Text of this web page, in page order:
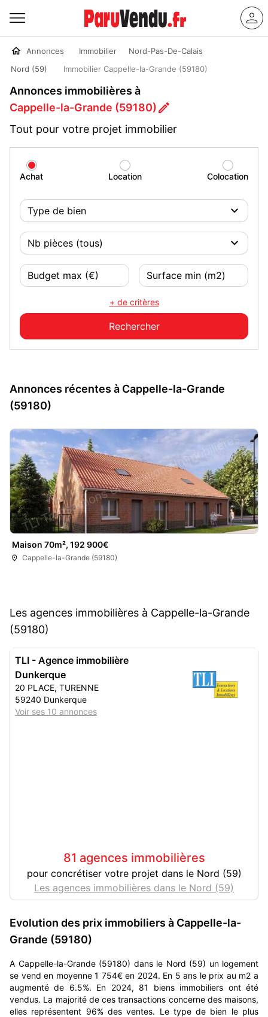
Annonces Immobilier
Nord-Pas-De-Calais
Nord (59)
Immobilier Cappelle-la-Grande (59180)
Annonces immobilières à
Cappelle-la-Grande (59180)
Tout pour votre projet immobilier
Achat Location Colocation
+ de critères
Annonces récentes à Cappelle-la-Grande
(59180)
Maison 70m², 192 900€
Cappelle-la-Grande (59180)
Les agences immobilières à Cappelle-la-Grande
(59180)
TLI - Agence immobilière
Dunkerque
20 PLACE, TURENNE
59240 Dunkerque
Voir ses 10 annonces
81 agences immobilières
pour concrétiser votre projet dans le Nord (59)
Les agences immobilières dans le Nord (59)
Evolution des prix immobiliers à Cappelle-la-
Grande (59180)
A Cappelle-la-Grande (59180) dans le Nord (59) un logement
se vend en moyenne 1 754€ en 2024. En 5 ans le prix au m2 a
augmenté de 6.5%. En 2024, 81 biens immobiliers ont été
vendus. La majorité de ces transactions concerne des maisons,
elles représentent 96% des ventes. Le type de bien le plus